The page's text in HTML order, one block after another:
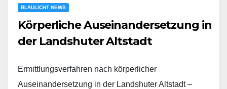
BLAULICHT NEWS
Körperliche Auseinandersetzung in
der Landshuter Altstadt
Ermittlungsverfahren nach körperlicher
Auseinandersetzung in der Landshuter Altstadt –